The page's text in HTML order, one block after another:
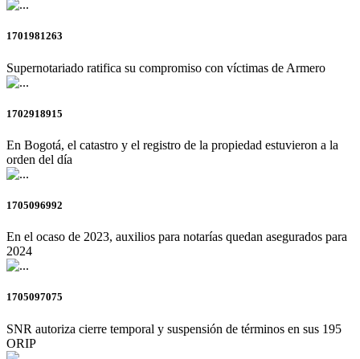
1701981263
Supernotariado ratifica su compromiso con víctimas de Armero
1702918915
En Bogotá, el catastro y el registro de la propiedad estuvieron a la
orden del día
1705096992
En el ocaso de 2023, auxilios para notarías quedan asegurados para
2024
1705097075
SNR autoriza cierre temporal y suspensión de términos en sus 195
ORIP